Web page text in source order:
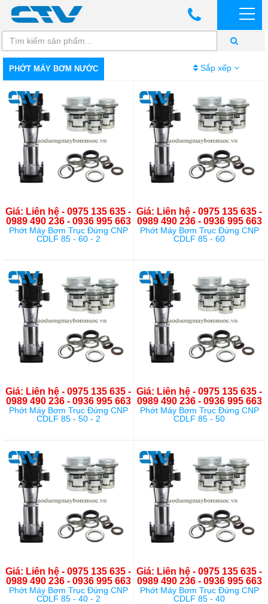
PHỚT MÁY BƠM NƯỚC Sắp xếp
Giá: Liên hệ - 0975 135 635 -
0989 490 236 - 0936 995 663
Phớt Máy Bơm Trục Đứng CNP
CDLF 85 - 60 - 2
Giá: Liên hệ - 0975 135 635 -
0989 490 236 - 0936 995 663
Phớt Máy Bơm Trục Đứng CNP
CDLF 85 - 60
Giá: Liên hệ - 0975 135 635 -
0989 490 236 - 0936 995 663
Phớt Máy Bơm Trục Đứng CNP
CDLF 85 - 50 - 2
Giá: Liên hệ - 0975 135 635 -
0989 490 236 - 0936 995 663
Phớt Máy Bơm Trục Đứng CNP
CDLF 85 - 50
Giá: Liên hệ - 0975 135 635 -
0989 490 236 - 0936 995 663
Phớt Máy Bơm Trục Đứng CNP
CDLF 85 - 40 - 2
Giá: Liên hệ - 0975 135 635 -
0989 490 236 - 0936 995 663
Phớt Máy Bơm Trục Đứng CNP
CDLF 85 - 40